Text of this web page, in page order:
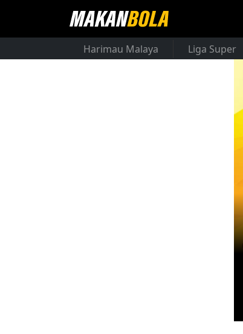
Harimau Malaya Liga Super